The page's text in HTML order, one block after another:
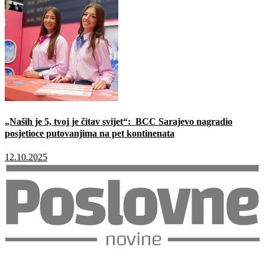
„Naših je 5, tvoj je čitav svijet“: BCC Sarajevo nagradio
posjetioce putovanjima na pet kontinenata
12.10.2025